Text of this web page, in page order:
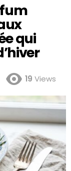
qui
19 Views